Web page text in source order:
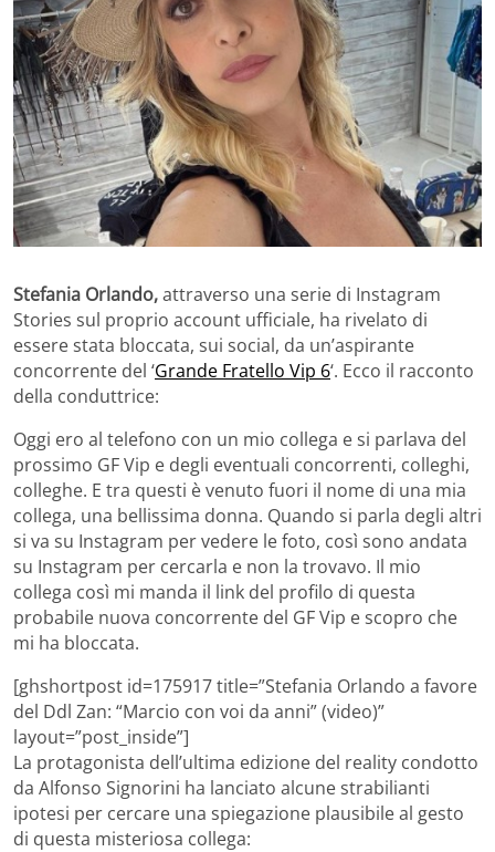
Stefania Orlando,attraverso una serie di Instagram
Stories sul proprio account ufficiale, ha rivelato di
essere stata bloccata, sui social, da un’aspirante
concorrente del ‘Grande Fratello Vip 6‘. Ecco il racconto
della conduttrice:
Oggi ero al telefono con un mio collega e si parlava del
prossimo GF Vip e degli eventuali concorrenti, colleghi,
colleghe. E tra questi è venuto fuori il nome di una mia
collega, una bellissima donna. Quando si parla degli altri
si va su Instagram per vedere le foto, così sono andata
su Instagram per cercarla e non la trovavo. Il mio
collega così mi manda il link del profilo di questa
probabile nuova concorrente del GF Vip e scopro che
mi ha bloccata.
[ghshortpost id=175917 title=”Stefania Orlando a favore
del Ddl Zan: “Marcio con voi da anni” (video)”
layout=”post_inside”]
La protagonista dell’ultima edizione del reality condotto
da Alfonso Signorini ha lanciato alcune strabilianti
ipotesi per cercare una spiegazione plausibile al gesto
di questa misteriosa collega: